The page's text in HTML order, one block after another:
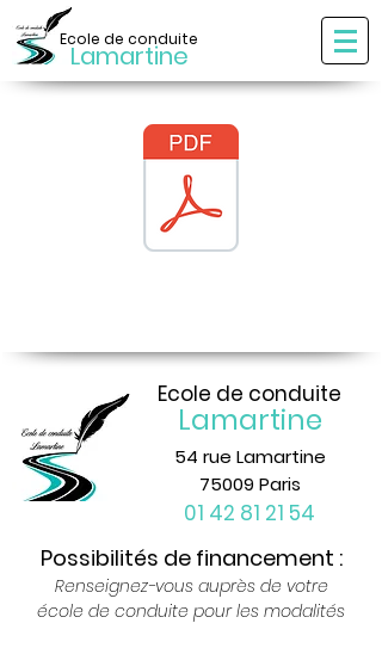
Ecole de conduite
Lamartine
Ecole de conduite
Lamartine
54 rue Lamartine
75009 Paris
01 42 81 21 54
Possibilités de financement :
Renseignez-vous auprès de votre
école de conduite pour les modalités